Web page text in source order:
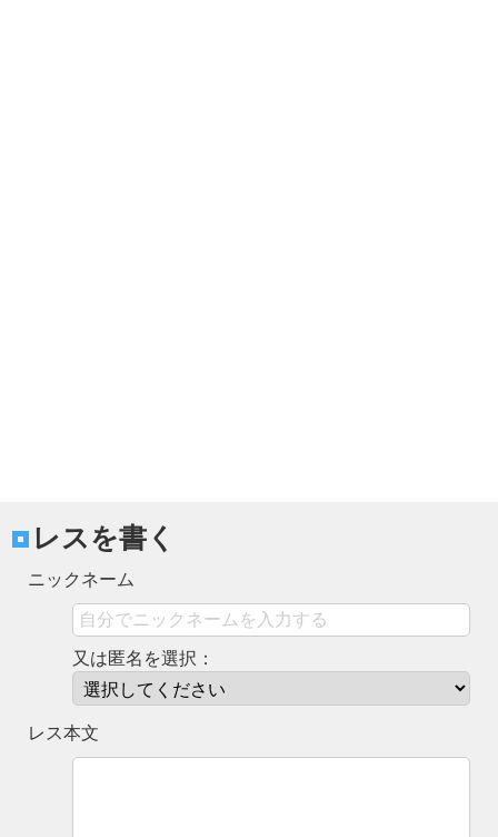
レスを書く
ニックネーム
又は匿名を選択：
レス本文